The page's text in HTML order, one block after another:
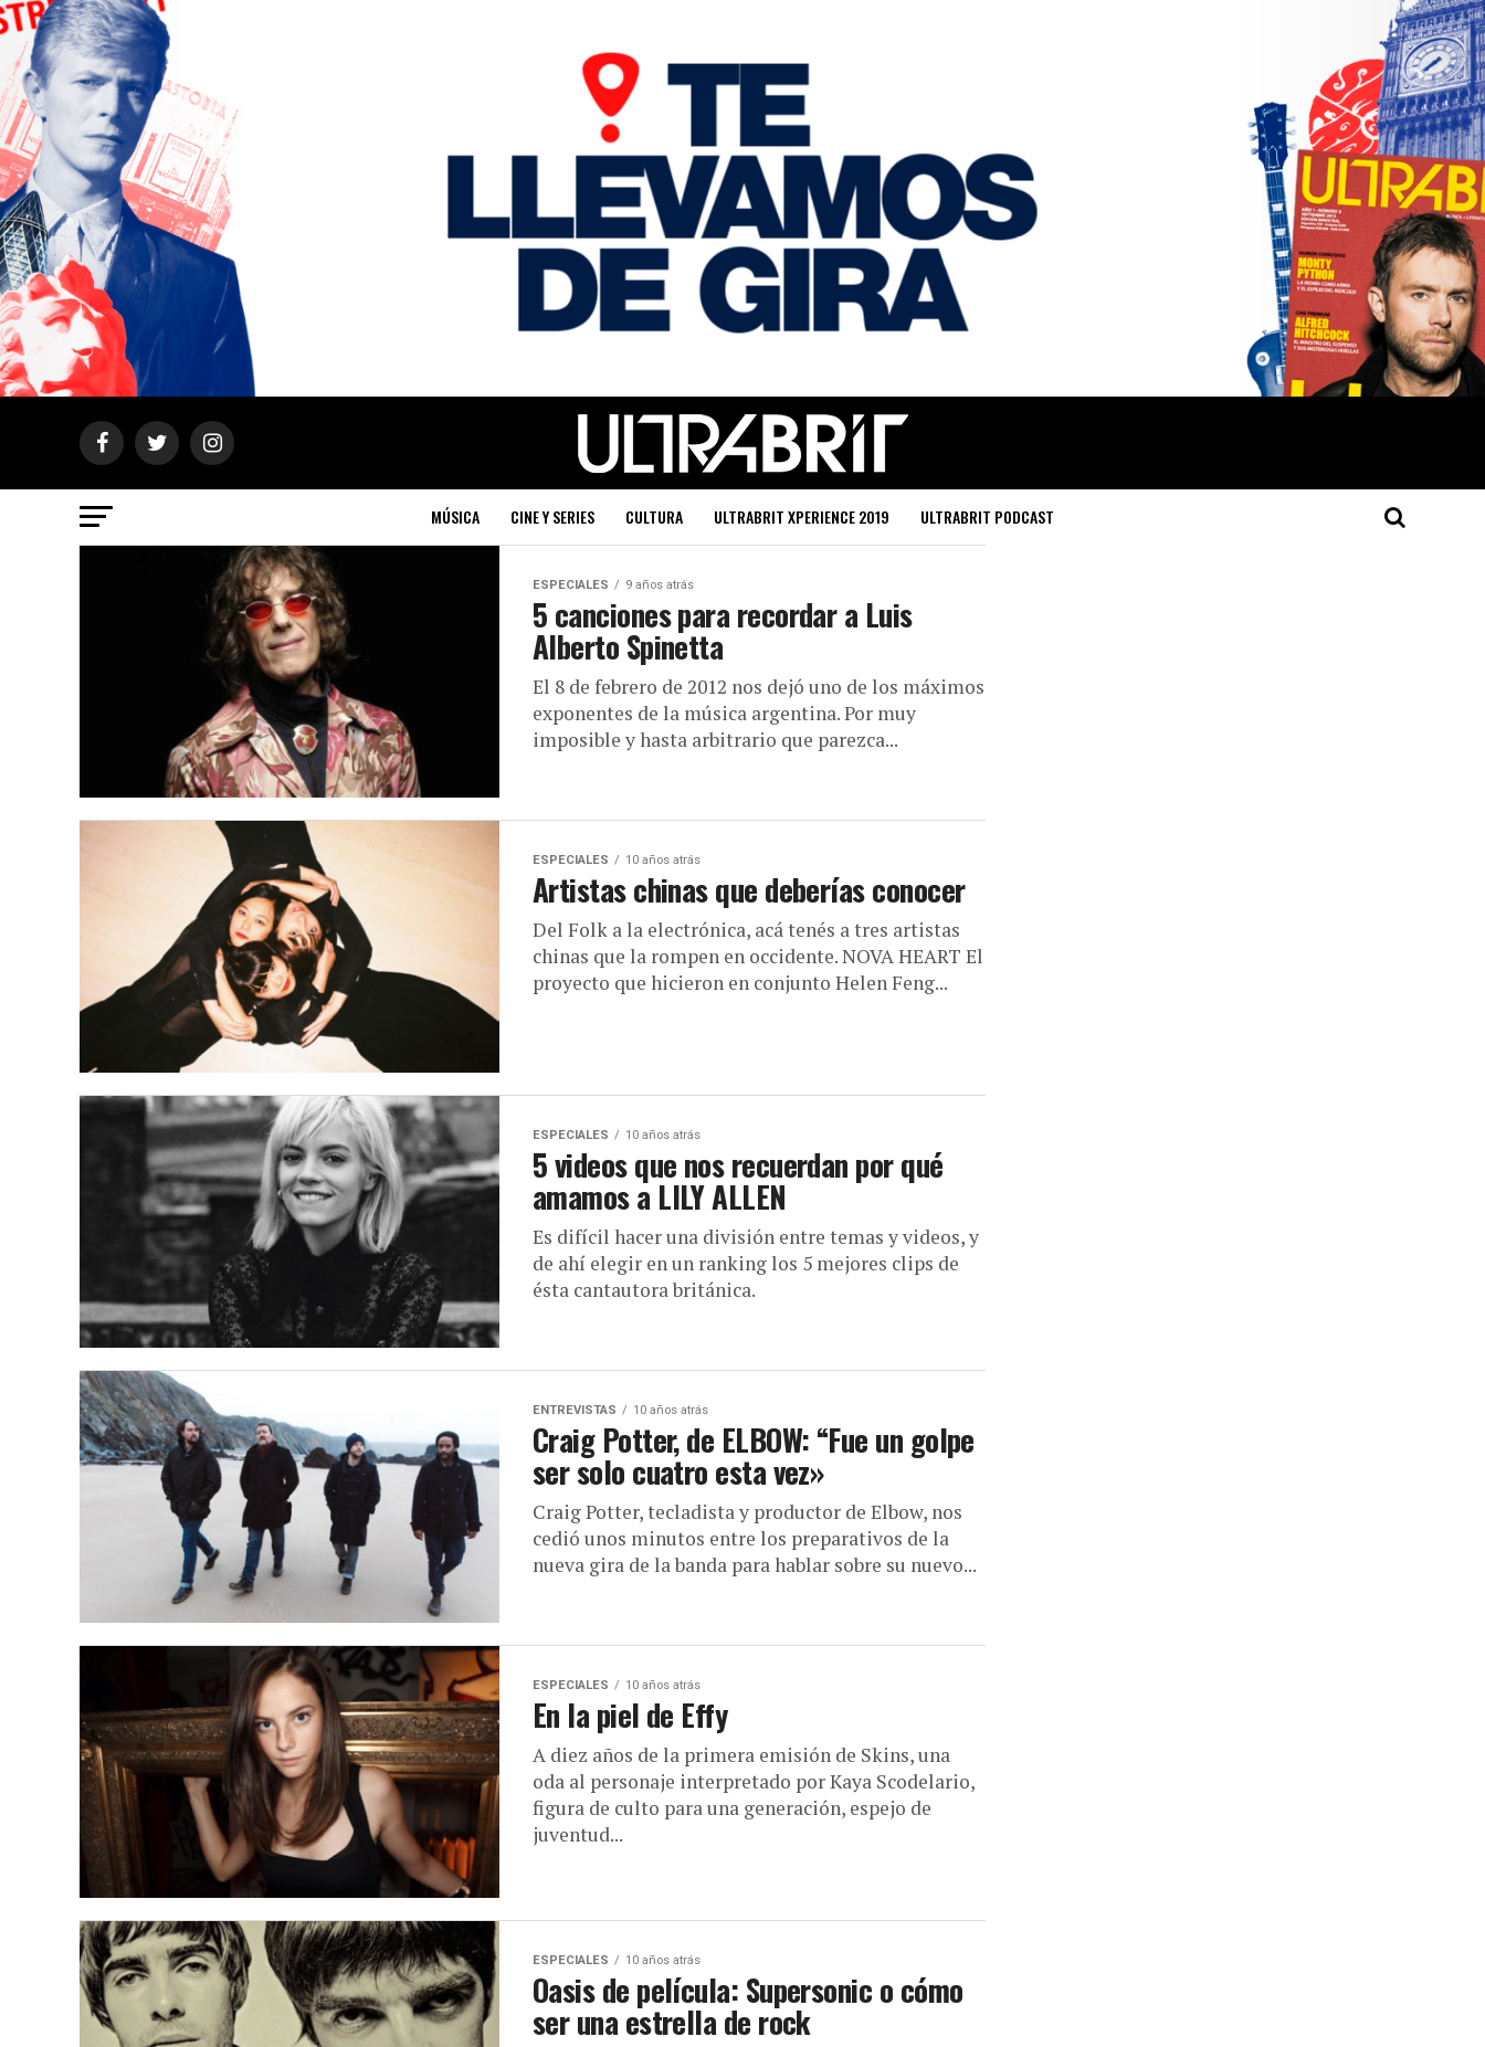
MÚSICA CINE Y SERIES CULTURA ULTRABRIT XPERIENCE 2019 ULTRABRIT PODCAST
ESPECIALES 9 años atrás
5 canciones para recordar a Luis
Alberto Spinetta
El 8 de febrero de 2012 nos dejó uno de los máximos
exponentes de la música argentina. Por muy
imposible y hasta arbitrario que parezca...
ESPECIALES 10 años atrás
Artistas chinas que deberías conocer
Del Folk a la electrónica, acá tenés a tres artistas
chinas que la rompen en occidente. NOVA HEART El
proyecto que hicieron en conjunto Helen Feng...
ESPECIALES 10 años atrás
5 videos que nos recuerdan por qué
amamos a LILY ALLEN
Es difícil hacer una división entre temas y videos, y
de ahí elegir en un ranking los 5 mejores clips de
ésta cantautora británica.
ENTREVISTAS 10 años atrás
Craig Potter, de ELBOW: “Fue un golpe
ser solo cuatro esta vez»
Craig Potter, tecladista y productor de Elbow, nos
cedió unos minutos entre los preparativos de la
nueva gira de la banda para hablar sobre su nuevo...
ESPECIALES 10 años atrás
En la piel de Effy
A diez años de la primera emisión de Skins, una
oda al personaje interpretado por Kaya Scodelario,
figura de culto para una generación, espejo de
juventud...
ESPECIALES 10 años atrás
Oasis de película: Supersonic o cómo
ser una estrella de rock